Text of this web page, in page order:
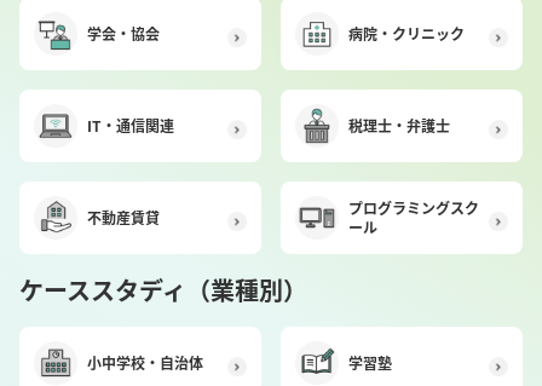
学会・協会 病院・クリニック
IT・通信関連 税理士・弁護士
不動産賃貸
プログラミングスク
ール
ケーススタディ（業種別）
小中学校・自治体 学習塾